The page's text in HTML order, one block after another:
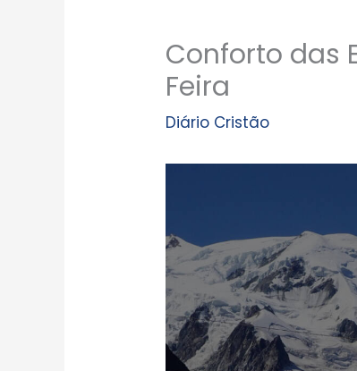
Conforto das
Feira
Diário Cristão